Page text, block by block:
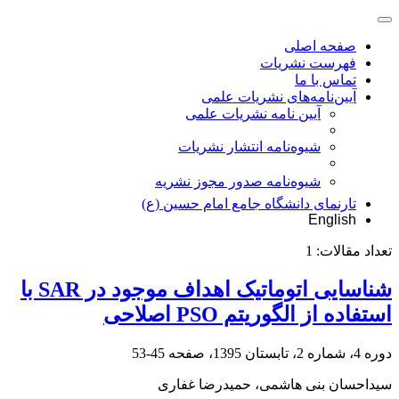
صفحه اصلی
فهرست نشریات
تماس با ما
آیین‌نامه‌های نشریات علمی
آیین نامه نشریات علمی
شیوه‌نامه انتشار نشریات
شیوهنامه صدور مجوز نشریه
تارنمای دانشگاه جامع امام حسین (ع)
English
تعداد مقالات: 1
ش‍ن‍اس‍ای‍ی‌ ات‍وم‍ات‍ی‍ک‌ اه‍داف‌ م‍وج‍ود در SAR با
استفاده از الگوریتم PSO اصلاحی
دوره 4، شماره 2، تابستان 1395، صفحه 45-53
سیداحسان بنی هاشمی، حمیدرضا غفاری